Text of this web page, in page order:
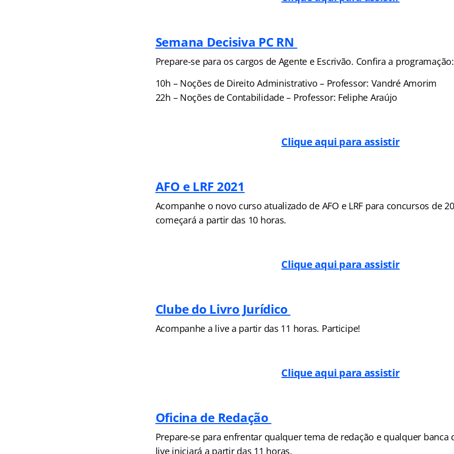
Semana Decisiva PC RN
Prepare-se para os cargos de Agente e Escrivão. Confira a programação:
10h – Noções de Direito Administrativo – Professor: Vandré Amorim
22h – Noções de Contabilidade – Professor: Feliphe Araújo
Clique aqui para assistir
AFO e LRF 2021
Acompanhe o novo curso atualizado de AFO e LRF para concursos de
começará a partir das 10 horas.
Clique aqui para assistir
Clube do Livro Jurídico
Acompanhe a live a partir das 11 horas. Participe!
Clique aqui para assistir
Oficina de Redação
Prepare-se para enfrentar qualquer tema de redação e qualquer banca
live iniciará a partir das 11 horas.